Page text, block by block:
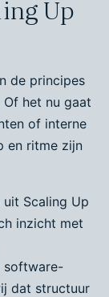
Up
de principes
het nu gaat
of interne
en ritme zijn
Scaling Up
inzicht met
software-
dat structuur